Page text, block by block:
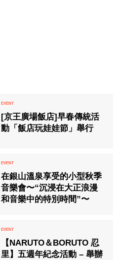
[京王廣場飯店]早春傳統活
動「飯店玩娃娃節」舉行
在銀山溫泉享受的小型秋季
音樂會〜“沉浸在大正浪漫
和音樂中的特別時間”〜
【NARUTO＆BORUTO 忍
里】五週年紀念活動 – 舉辦